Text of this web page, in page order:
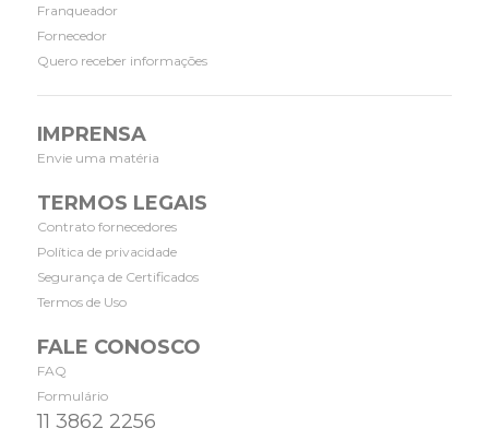
Franqueador
Fornecedor
Quero receber informações
IMPRENSA
Envie uma matéria
TERMOS LEGAIS
Contrato fornecedores
Política de privacidade
Segurança de Certificados
Termos de Uso
FALE CONOSCO
FAQ
Formulário
11 3862 2256